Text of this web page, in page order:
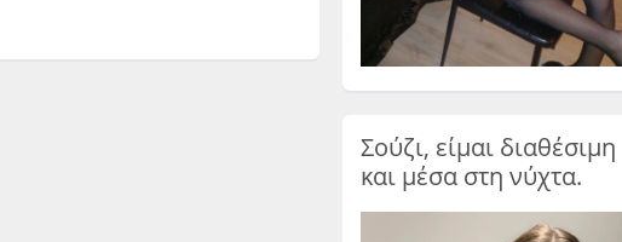
Σούζι, είμαι διαθέσιμη
και μέσα στη νύχτα.